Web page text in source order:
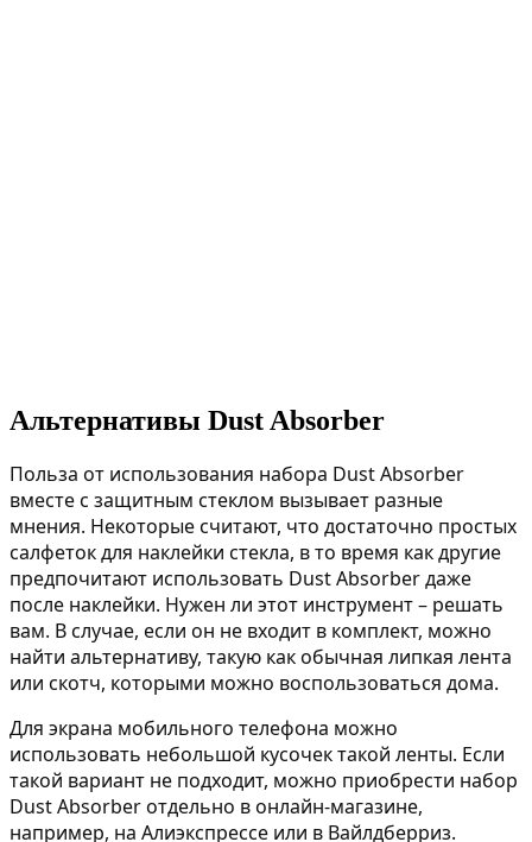
Альтернативы Dust Absorber
Польза от использования набора Dust Absorber
вместе с защитным стеклом вызывает разные
мнения. Некоторые считают, что достаточно простых
салфеток для наклейки стекла, в то время как другие
предпочитают использовать Dust Absorber даже
после наклейки. Нужен ли этот инструмент – решать
вам. В случае, если он не входит в комплект, можно
найти альтернативу, такую как обычная липкая лента
или скотч, которыми можно воспользоваться дома.
Для экрана мобильного телефона можно
использовать небольшой кусочек такой ленты. Если
такой вариант не подходит, можно приобрести набор
Dust Absorber отдельно в онлайн-магазине,
например, на Алиэкспрессе или в Вайлдберриз.